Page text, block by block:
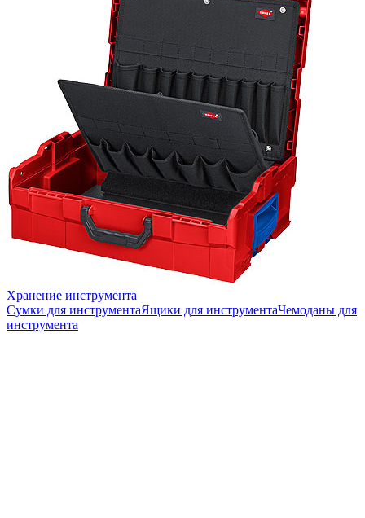
Хранение инструмента
Сумки для инструментаЯщики для инструментаЧемоданы для
инструмента